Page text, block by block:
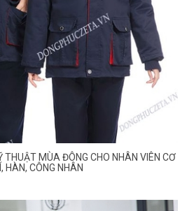
THUẬT MÙA ĐÔNG CHO NHÂN VIÊN CƠ
HÀN, CÔNG NHÂN